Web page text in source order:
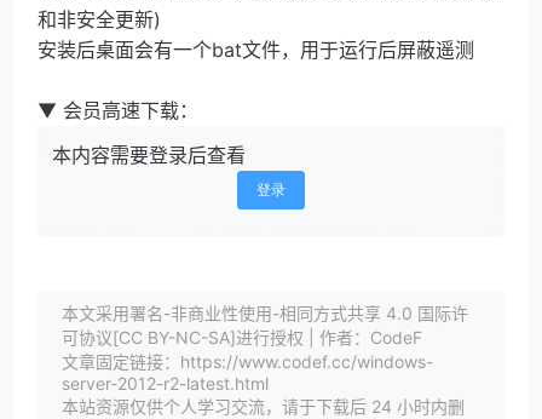
和非安全更新)
安装后桌面会有一个bat文件，用于运行后屏蔽遥测
▼ 会员高速下载：
本内容需要登录后查看
登录
本文采用署名-非商业性使用-相同方式共享 4.0 国际许
可协议[CC BY-NC-SA]进行授权 | 作者：CodeF
文章固定链接：https://www.codef.cc/windows-
server-2012-r2-latest.html
本站资源仅供个人学习交流，请于下载后 24 小时内删